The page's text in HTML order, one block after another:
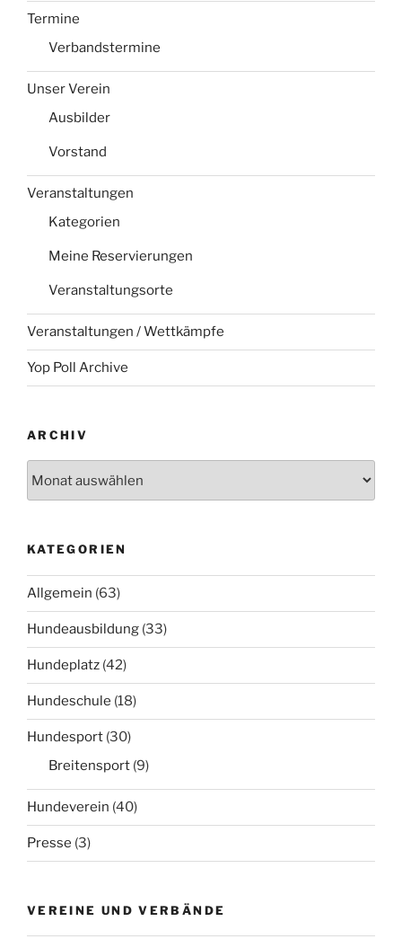
Termine
Verbandstermine
Unser Verein
Ausbilder
Vorstand
Veranstaltungen
Kategorien
Meine Reservierungen
Veranstaltungsorte
Veranstaltungen / Wettkämpfe
Yop Poll Archive
ARCHIV
KATEGORIEN
Allgemein (63)
Hundeausbildung (33)
Hundeplatz (42)
Hundeschule (18)
Hundesport (30)
Breitensport (9)
Hundeverein (40)
Presse (3)
VEREINE UND VERBÄNDE